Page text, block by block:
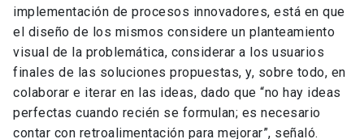
implementación de procesos innovadores, está en que
el diseño de los mismos considere un planteamiento
visual de la problemática, considerar a los usuarios
finales de las soluciones propuestas, y, sobre todo, en
colaborar e iterar en las ideas, dado que “no hay ideas
perfectas cuando recién se formulan; es necesario
contar con retroalimentación para mejorar”, señaló.